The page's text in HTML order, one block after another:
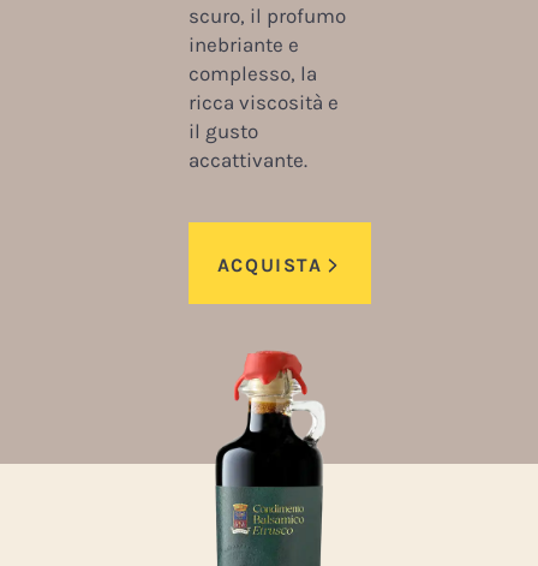
scuro, il profumo
inebriante e
complesso, la
ricca viscosità e
il gusto
accattivante.
ACQUISTA